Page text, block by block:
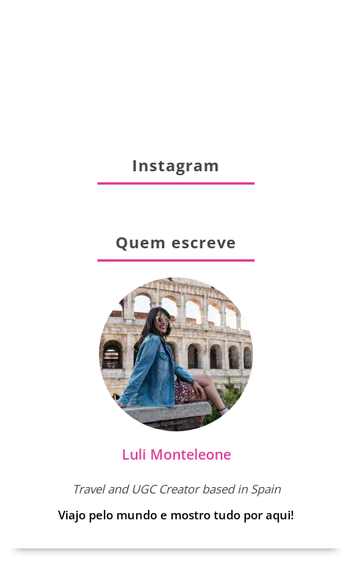
Instagram
Quem escreve
Luli Monteleone
Travel and UGC Creator based in Spain
Viajo pelo mundo e mostro tudo por aqui!